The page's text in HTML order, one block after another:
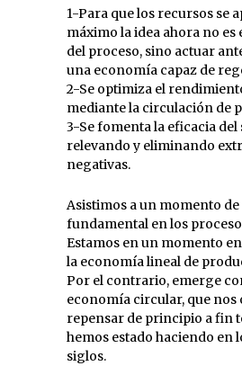
1-Para que los recursos se
máximo la idea ahora no
del proceso, sino actuar
una economía capaz de
2-Se optimiza el
mediante la circulación de
3-Se fomenta la eficacia del
relevando y eliminando
negativas.
Asistimos a un momento
fundamental en los
Estamos en un momento
la economía lineal de
Por el contrario, emerge
economía circular, que nos
repensar de principio a fin
hemos estado haciendo en
siglos.